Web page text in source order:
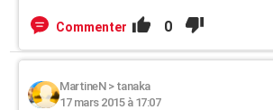
Commenter 0
MartineN> tanaka
17 mars 2015 à 17:07